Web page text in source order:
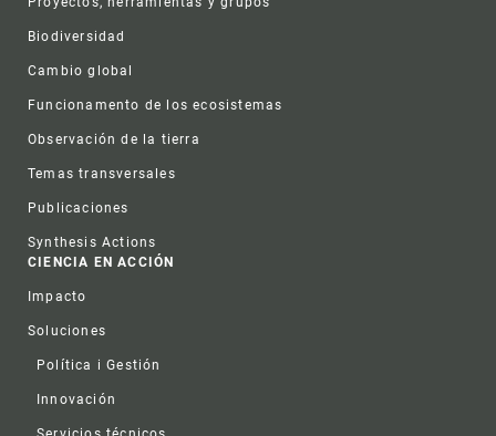
Biodiversidad
Cambio global
Funcionamento de los ecosistemas
Observación de la tierra
Temas transversales
Publicaciones
Synthesis Actions
CIENCIA EN ACCIÓN
Impacto
Soluciones
Política i Gestión
Innovación